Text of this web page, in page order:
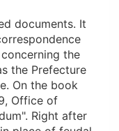
documents. It
the
the Prefecture
On the book
Office of
Right after